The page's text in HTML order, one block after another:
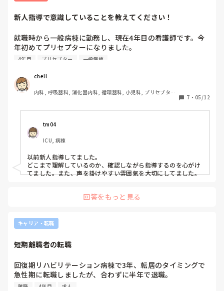
新人指導で意識していることを教えてください！
就職時から一般病棟に勤務し、現在4年目の看護師です。今
年初めてプリセプターになりました。
新人さんへの指導で、「どこまで自分で考えてもらうか」の
先に細かく説明した方が安心かなと思う反面、自分で考える
機会も大切だと感じています。
みなさんは新人指導をする時に、意識している声かけや関わ
4年目 プリセプター 一般病棟
chell
内科, 呼吸器科, 消化器内科, 循環器科, 小児科, プリセプター,
7 ・ 05/12
tm04
ICU, 病棟
以前新人指導してました。
どこまで理解しているのか、確認しながら指導するのを心がけ
てました。また、声を掛けやすい雰囲気を大切にしてました。
回答をもっと見る
キャリア・転職
短期離職者の転職
回復期リハビリテーション病棟で3年、転居のタイミングで
急性期に転職しましたが、合わずに半年で退職。
地域医療に興味があり、訪問看護に転職しましたが、経営方
離職 4年目 求人